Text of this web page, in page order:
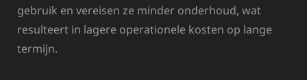
gebruik en vereisen ze minder onderhoud, wat
resulteert in lagere operationele kosten op lange
termijn.